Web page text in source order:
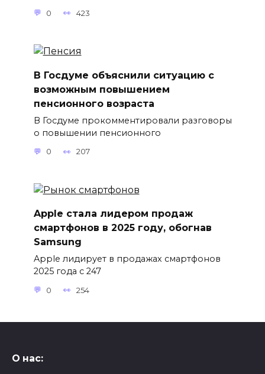
0 423
В Госдуме объяснили ситуацию с
возможным повышением
пенсионного возраста
В Госдуме прокомментировали разговоры
о повышении пенсионного
0 207
Apple стала лидером продаж
смартфонов в 2025 году, обогнав
Samsung
Apple лидирует в продажах смартфонов
2025 года с 247
0 254
О нас: